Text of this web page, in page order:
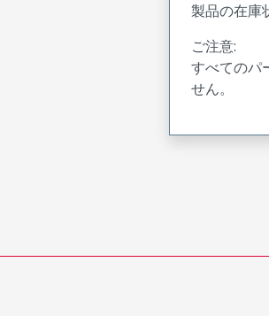
製品の在庫
ご注意:
すべてのパ
せん。